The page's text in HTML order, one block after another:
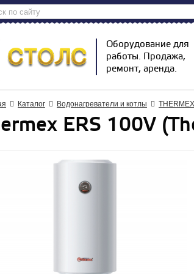
Оборудование для
работы. Продажа,
ремонт, аренда.
Каталог Водонагреватели и котлы THERMEX
ERS 100V